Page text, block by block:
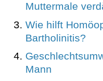
Muttermale
Wie hilft
Bartholinitis?
Mann